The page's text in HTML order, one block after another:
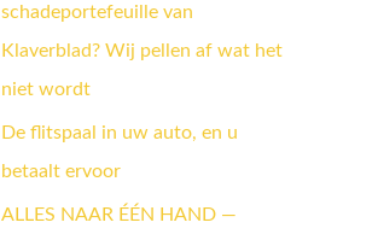
a
a
r
:
schadeportefeuille van
Klaverblad? Wij pellen af wat het
niet wordt
De flitspaal in uw auto, en u
betaalt ervoor
ALLES NAAR ÉÉN HAND —